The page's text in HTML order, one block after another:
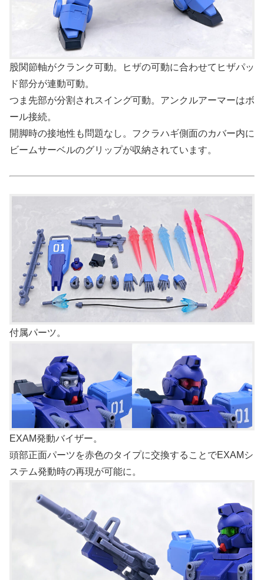
股関節軸がクランク可動。ヒザの可動に合わせてヒザパッ
ド部分が連動可動。
つま先部が分割されスイング可動。アンクルアーマーはボ
ール接続。
開脚時の接地性も問題なし。フクラハギ側面のカバー内に
ビームサーベルのグリップが収納されています。
付属パーツ。
EXAM発動バイザー。
頭部正面パーツを赤色のタイプに交換することでEXAMシ
ステム発動時の再現が可能に。